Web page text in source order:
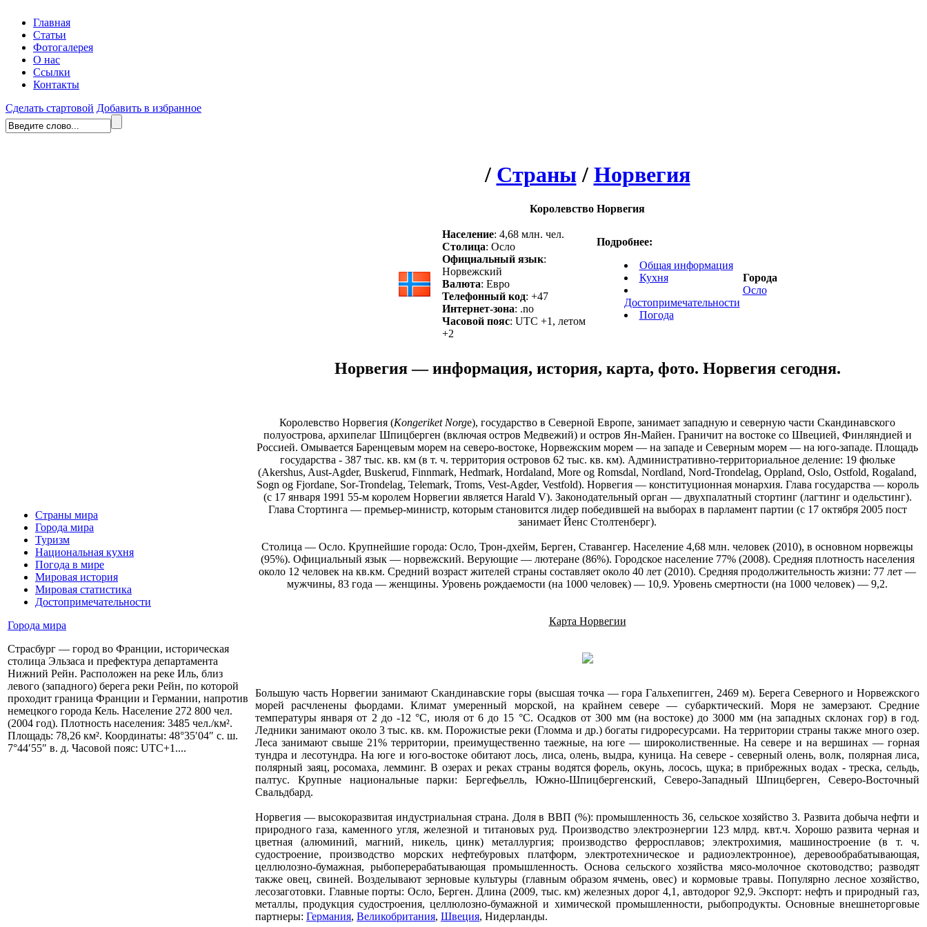
Главная
Статьи
Фотогалерея
О нас
Ссылки
Контакты
Сделать стартовой Добавить в избранное
Страны мира
Города мира
Туризм
Национальная кухня
Погода в мире
Мировая история
Мировая статистика
Достопримечательности
Города мира
Страсбург — город во Франции, историческая
столица Эльзаса и префектура департамента
Нижний Рейн. Расположен на реке Иль, близ
левого (западного) берега реки Рейн, по которой
проходит граница Франции и Германии, напротив
немецкого города Кель. Население 272 800 чел.
(2004 год). Плотность населения: 3485 чел./км².
Площадь: 78,26 км². Координаты: 48°35′04″ с. ш.
7°44′55″ в. д. Часовой пояс: UTC+1....
/ Страны/ Норвегия
Королевство Норвегия
Население: 4,68 млн. чел.
Столица: Осло
Официальный язык:
Норвежский
Валюта: Евро
Телефонный код: +47
Интернет-зона: .no
Часовой пояс: UTC +1, летом
+2
Подробнее:
Общая информация
Кухня
Достопримечательности
Погода
Города
Осло
Норвегия — информация, история, карта, фото. Норвегия сегодня.
Королевство Норвегия (Kongeriket Norge), государство в Северной Европе, занимает западную и северную части Скандинавского
полуострова, архипелаг Шпицберген (включая остров Медвежий) и остров Ян-Майен. Граничит на востоке со Швецией, Финляндией и
Россией. Омывается Баренцевым морем на северо-востоке, Норвежским морем — на западе и Северным морем — на юго-западе. Площадь
государства - 387 тыс. кв. км (в т. ч. территория островов 62 тыс. кв. км). Административно-территориальное деление: 19 фюльке
(Akershus, Aust-Agder, Buskerud, Finnmark, Hedmark, Hordaland, More og Romsdal, Nordland, Nord-Trondelag, Oppland, Oslo, Ostfold, Rogaland,
Sogn og Fjordane, Sor-Trondelag, Telemark, Troms, Vest-Agder, Vestfold). Норвегия — конституционная монархия. Глава государства — король
(c 17 января 1991 55-м королем Норвегии является Harald V). Законодательный орган — двухпалатный стортинг (лагтинг и одельстинг).
Глава Стортинга — премьер-министр, которым становится лидер победившей на выборах в парламент партии (c 17 октября 2005 пост
занимает Йенс Столтенберг).
Столица — Осло. Крупнейшие города: Осло, Трон-дхейм, Берген, Ставангер. Население 4,68 млн. человек (2010), в основном норвежцы
(95%). Официальный язык — норвежский. Верующие — лютеране (86%). Городское население 77% (2008). Средняя плотность населения
около 12 человек на кв.км. Средний возраст жителей страны составляет около 40 лет (2010). Средняя продолжительность жизни: 77 лет —
мужчины, 83 года — женщины. Уровень рождаемости (на 1000 человек) — 10,9. Уровень смертности (на 1000 человек) — 9,2.
Карта Норвегии
Большую часть Норвегии занимают Скандинавские горы (высшая точка — гора Гальхепигген, 2469 м). Берега Северного и Норвежского
морей расчленены фьордами. Климат умеренный морской, на крайнем севере — субарктический. Моря не замерзают. Средние
температуры января от 2 до -12 °С, июля от 6 до 15 °С. Осадков от 300 мм (на востоке) до 3000 мм (на западных склонах гор) в год.
Ледники занимают около 3 тыс. кв. км. Порожистые реки (Гломма и др.) богаты гидроресурсами. На территории страны также много озер.
Леса занимают свыше 21% территории, преимущественно таежные, на юге — широколиственные. На севере и на вершинах — горная
тундра и лесотундра. На юге и юго-востоке обитают лось, лиса, олень, выдра, куница. На севере - северный олень, волк, полярная лиса,
полярный заяц, росомаха, лемминг. В озерах и реках страны водятся форель, окунь, лосось, щука; в прибрежных водах - треска, сельдь,
палтус. Крупные национальные парки: Бергефьелль, Южно-Шпицбергенский, Северо-Западный Шпицберген, Северо-Восточный
Свальдбард.
Норвегия — высокоразвитая индустриальная страна. Доля в ВВП (%): промышленность 36, сельское хозяйство 3. Развита добыча нефти и
природного газа, каменного угля, железной и титановых руд. Производство электроэнергии 123 млрд. квт.ч. Хорошо развита черная и
цветная (алюминий, магний, никель, цинк) металлургия; производство ферросплавов; электрохимия, машиностроение (в т. ч.
судостроение, производство морских нефтебуровых платформ, электротехническое и радиоэлектронное), деревообрабатывающая,
целлюлозно-бумажная, рыбоперерабатывающая промышленность. Основа сельского хозяйства мясо-молочное скотоводство; разводят
также овец, свиней. Возделывают зерновые культуры (главным образом ячмень, овес) и кормовые травы. Популярно лесное хозяйство,
лесозаготовки. Главные порты: Осло, Берген. Длина (2009, тыс. км) железных дорог 4,1, автодорог 92,9. Экспорт: нефть и природный газ,
металлы, продукция судостроения, целлюлозно-бумажной и химической промышленности, рыбопродукты. Основные внешнеторговые
партнеры: Германия, Великобритания, Швеция, Нидерланды.